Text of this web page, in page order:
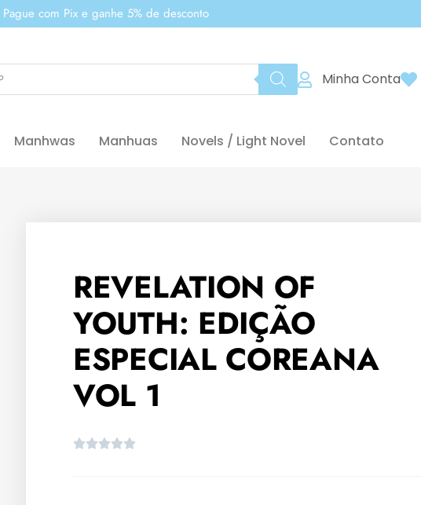
Pague com Pix e ganhe 5% de desconto
Minha Conta
Manhwas Manhuas Novels / Light Novel Contato
REVELATION OF
YOUTH: EDIÇÃO
ESPECIAL COREANA
VOL 1